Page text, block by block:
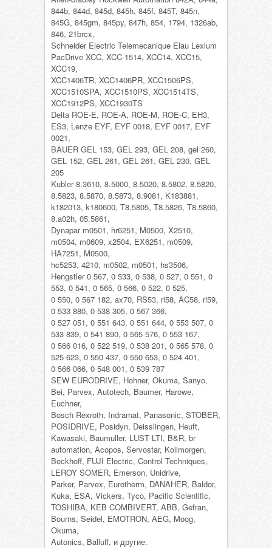
844b, 844d, 845d, 845h, 845f, 845T, 845n,
845G, 845gm, 845py, 847h, 854, 1794, 1326ab,
846, 21brcx,
Schneider Electric Telemecanique Elau Lexium
PacDrive XCC, XCC-1514, XCC14, XCC15,
XCC19,
XCC1406TR, XCC1406PR, XCC1506PS,
XCC1510SPA, XCC1510PS, XCC1514TS,
XCC1912PS, XCC1930TS
Delta ROE-E, ROE-A, ROE-M, ROE-C, EH3,
ES3, Lenze EYF, EYF 0018, EYF 0017, EYF
0021,
BAUER GEL 153, GEL 293, GEL 208, gel 260,
GEL 152, GEL 261, GEL 261, GEL 230, GEL
205
Kubler 8.3610, 8.5000, 8.5020, 8.5802, 8.5820,
8.5823, 8.5870, 8.5873, 8.9081, K183881,
k182013, k180600, T8.5805, T8.5826, T8.5860,
8.a02h, 05.5861,
Dynapar m0501, hr6251, M0500, X2510,
m0504, m0609, x2504, EX6251, m0509,
HA7251, M0500,
hc5253, 4210, m0502, m0501, hs3506,
Hengstler 0 567, 0 533, 0 538, 0 527, 0 551, 0
553, 0 541, 0 565, 0 566, 0 522, 0 525,
0 550, 0 567 182, ax70, RS53, ri58, AC58, ri59,
0 533 880, 0 538 305, 0 567 366,
0 527 051, 0 551 643, 0 551 644, 0 553 507, 0
533 839, 0 541 890, 0 565 576, 0 553 167,
0 566 016, 0 522 519, 0 538 201, 0 565 578, 0
525 623, 0 550 437, 0 550 653, 0 524 401,
0 566 066, 0 548 001, 0 539 787
SEW EURODRIVE, Hohner, Okuma, Sanyo,
Bei, Parvex, Autotech, Baumer, Harowe,
Euchner,
Bosch Rexroth, Indramat, Panasonic, STOBER,
POSIDRIVE, Posidyn, Deisslingen, Heuft,
Kawasaki, Baumuller, LUST LTI, B&R, br
automation, Acopos, Servostar, Kollmorgen,
Beckhoff, FUJI Electric, Control Techniques,
LEROY SOMER, Emerson, Unidrive,
Parker, Parvex, Eurotherm, DANAHER, Baldor,
Kuka, ESA, Vickers, Tyco, Pacific Scientific,
TOSHIBA, KEB COMBIVERT, ABB, Gefran,
Bourns, Seidel, EMOTRON, AEG, Moog,
Okuma,
Autonics, Balluff, и другие.